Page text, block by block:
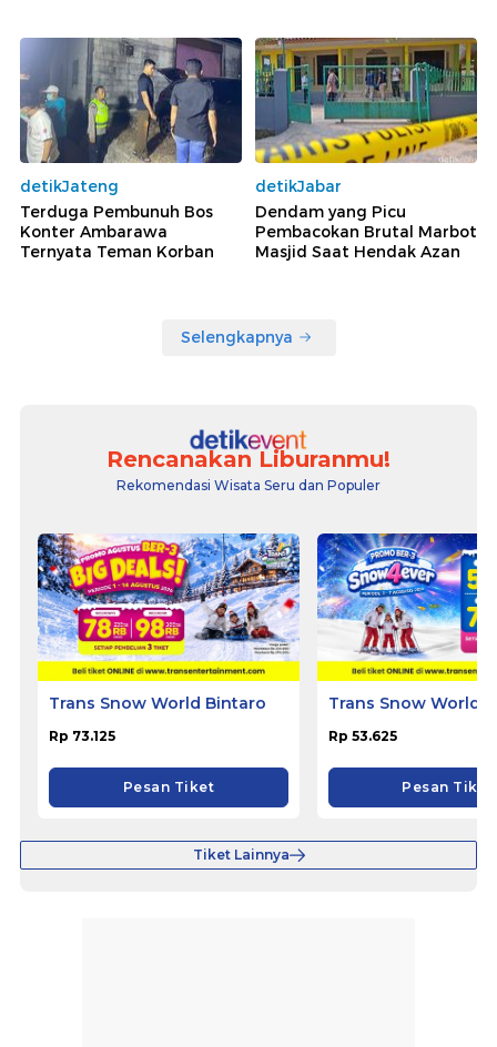
detikJateng
Terduga Pembunuh Bos
Konter Ambarawa
Ternyata Teman Korban
detikJabar
Dendam yang Picu
Pembacokan Brutal Marbot
Masjid Saat Hendak Azan
Selengkapnya
Rencanakan Liburanmu!
Rekomendasi Wisata Seru dan Populer
Trans Snow World Bintaro
Rp 73.125
Pesan Tiket
Trans Snow World
Rp 53.625
Pesan Tiket
Tiket Lainnya